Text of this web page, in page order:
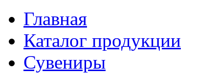
Главная
Каталог продукции
Сувениры